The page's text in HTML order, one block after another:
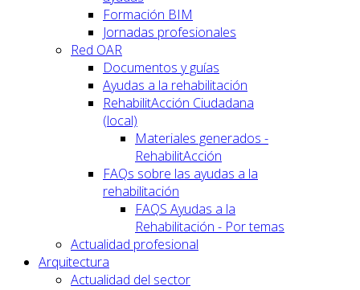
Formación BIM
Jornadas profesionales
Red OAR
Documentos y guías
Ayudas a la rehabilitación
RehabilitAcción Ciudadana
(local)
Materiales generados -
RehabilitAcción
FAQs sobre las ayudas a la
rehabilitación
FAQS Ayudas a la
Rehabilitación - Por temas
Actualidad profesional
Arquitectura
Actualidad del sector